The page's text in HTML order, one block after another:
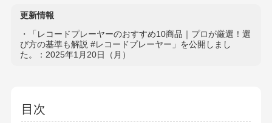
更新情報
・「レコードプレーヤーのおすすめ10商品｜プロが厳選！選
び方の基準も解説 #レコードプレーヤー」を公開しまし
た。：2025年1月20日（月）
目次